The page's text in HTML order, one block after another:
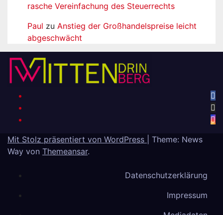
rasche Vereinfachung des Steuerrechts
Paul zu Anstieg der Großhandelspreise leicht
abgeschwächt
Mit Stolz präsentiert von WordPress
Theme: News
Way von Themeansar.
Datenschutzerklärung
Impressum